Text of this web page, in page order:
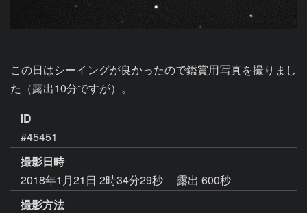
この日はシーイングが良かったので鑑賞用写真を撮りまし
た（露出10分ですが）。
ID
#45451
撮影日時
2018年1月21日 2時34分29秒
露出 600秒
撮影方法